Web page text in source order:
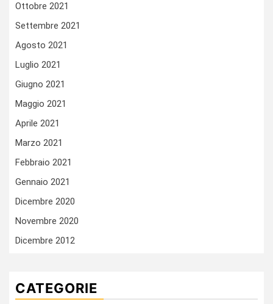
Ottobre 2021
Settembre 2021
Agosto 2021
Luglio 2021
Giugno 2021
Maggio 2021
Aprile 2021
Marzo 2021
Febbraio 2021
Gennaio 2021
Dicembre 2020
Novembre 2020
Dicembre 2012
CATEGORIE